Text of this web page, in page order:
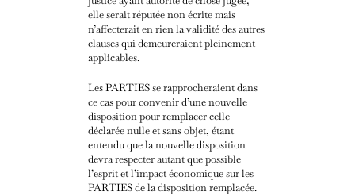
elle serait réputée non écrite mais
n’affecterait en rien la validité des autres
clauses qui demeureraient pleinement
applicables.
Les PARTIES se rapprocheraient dans
ce cas pour convenir d’une nouvelle
disposition pour remplacer celle
déclarée nulle et sans objet, étant
entendu que la nouvelle disposition
devra respecter autant que possible
l’esprit et l’impact économique sur les
PARTIES de la disposition remplacée.